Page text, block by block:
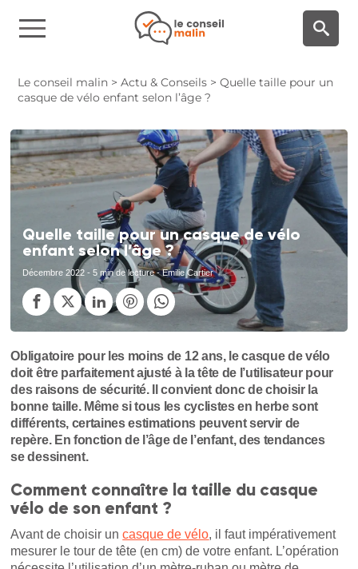
Le conseil malin >Actu & Conseils >Quelle taille pour un
casque de vélo enfant selon l’âge ?
Quelle taille pour un casque de vélo
enfant selon l’âge ?
Décembre 2022 - 5 min de lecture - Emilie Cartier
Obligatoire pour les moins de 12 ans, le casque de vélo
doit être parfaitement ajusté à la tête de l’utilisateur pour
des raisons de sécurité. Il convient donc de choisir la
bonne taille. Même si tous les cyclistes en herbe sont
différents, certaines estimations peuvent servir de
repère. En fonction de l’âge de l’enfant, des tendances
se dessinent.
Comment connaître la taille du casque
vélo de son enfant ?
Avant de choisir uncasque de vélo, il faut impérativement
mesurer le tour de tête (en cm) de votre enfant. L’opération